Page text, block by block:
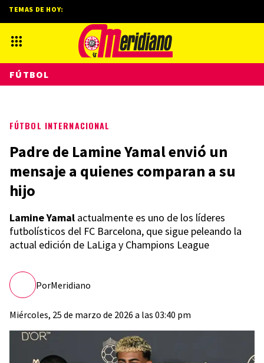
FÚTBOL INTERNACIONAL
Padre de Lamine Yamal envió un
mensaje a quienes comparan a su
hijo
Lamine Yamal actualmente es uno de los líderes
futbolísticos del FC Barcelona, que sigue peleando la
actual edición de LaLiga y Champions League
PorMeridiano
Miércoles, 25 de marzo de 2026 a las 03:40 pm
TEMAS DE HOY:
FÚTBOL